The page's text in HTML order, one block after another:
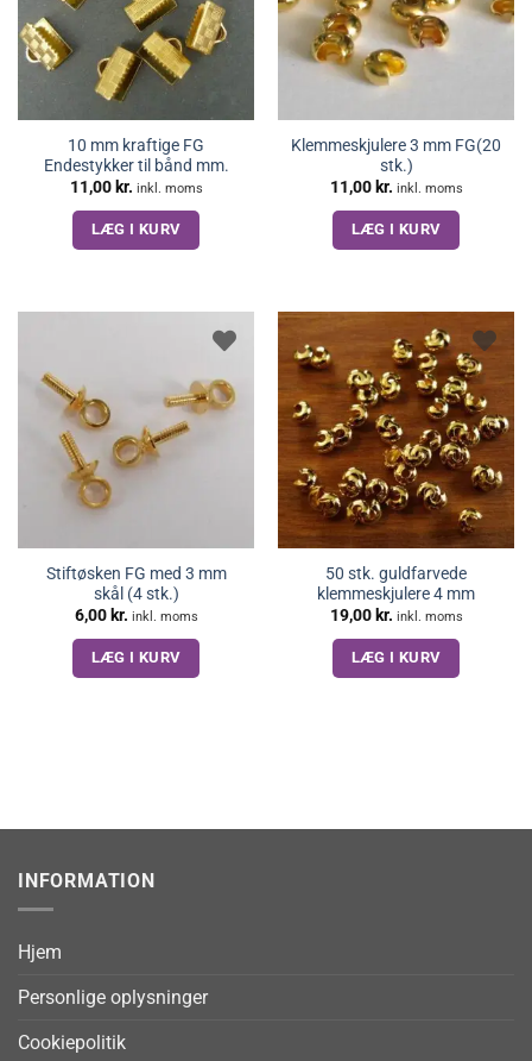
10 mm kraftige FG
Endestykker til bånd mm.
11,00 kr. inkl. moms
LÆG I KURV
Klemmeskjulere 3 mm FG(20
stk.)
11,00 kr. inkl. moms
LÆG I KURV
Stiftøsken FG med 3 mm
skål (4 stk.)
6,00 kr. inkl. moms
LÆG I KURV
50 stk. guldfarvede
klemmeskjulere 4 mm
19,00 kr. inkl. moms
LÆG I KURV
INFORMATION
Hjem
Personlige oplysninger
Cookiepolitik